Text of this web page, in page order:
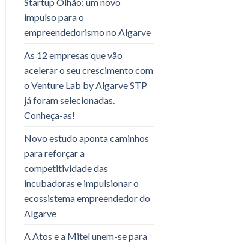
impulso para o
empreendedorismo no Algarve
As 12 empresas que vão
acelerar o seu crescimento com
o Venture Lab by Algarve STP
já foram selecionadas.
Conheça-as!
Novo estudo aponta caminhos
para reforçar a
competitividade das
incubadoras e impulsionar o
ecossistema empreendedor do
Algarve
A Atos e a Mitel unem-se para